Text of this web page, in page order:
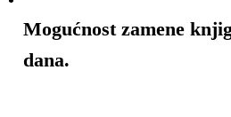
Mogućnost zamene
dana.